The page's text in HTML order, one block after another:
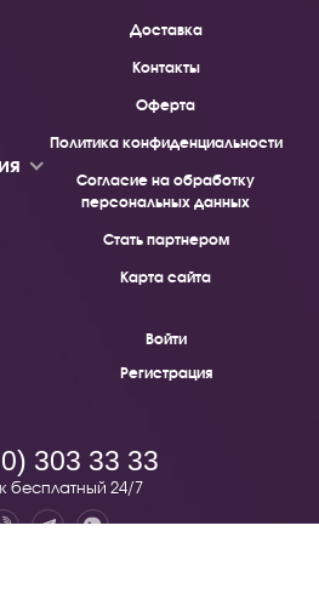
Доставка
Контакты
Оферта
Политика конфиденциальности
Согласие на обработку
персональных данных
Стать партнером
Карта сайта
Войти
Регистрация
303 33 33
бесплатный 24/7